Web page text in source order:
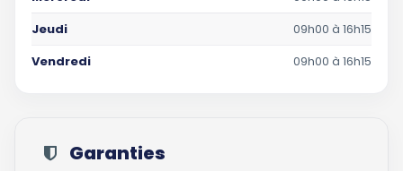
Jeudi
09h00 à 16h15
Vendredi
09h00 à 16h15
Garanties